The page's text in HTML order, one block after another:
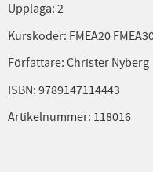
Upplaga: 2
Kurskoder: FMEA20
Författare: Christer Nyberg
ISBN: 9789147114443
Artikelnummer: 118016